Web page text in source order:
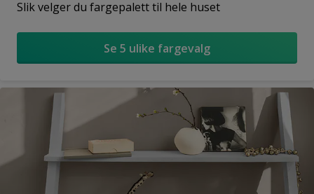
Slik velger du fargepalett til hele huset
Se 5 ulike fargevalg